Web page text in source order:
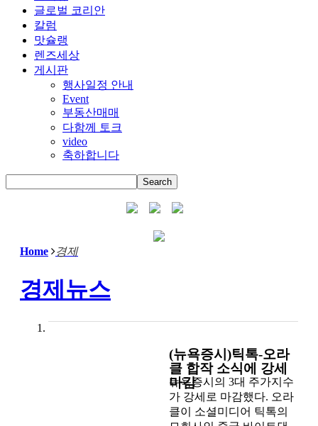
글로벌 코리안
칼럼
맛슐랭
렌즈세상
게시판
행사일정 안내
Event
부동산매매
다함께 토크
video
축하합니다
Home 경제
경제뉴스
(뉴욕증시)틱톡-오라
클 합작 소식에 강세
마감
뉴욕증시의 3대 주가지수
가 강세로 마감했다. 오라
클이 소셜미디어 틱톡의